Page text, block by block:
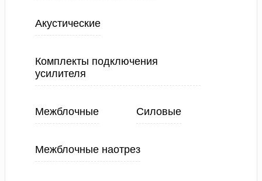
Акустические
Комплекты подключения
усилителя
Межблочные Силовые
Межблочные наотрез